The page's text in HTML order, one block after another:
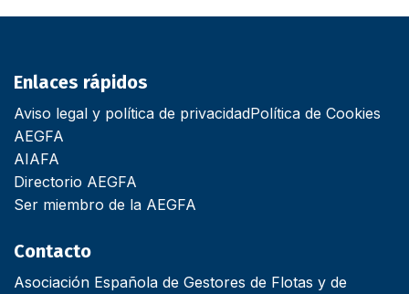
Enlaces rápidos
Aviso legal y política de privacidadPolítica de Cookies
AEGFA
AIAFA
Directorio AEGFA
Ser miembro de la AEGFA
Contacto
Asociación Española de Gestores de Flotas y de